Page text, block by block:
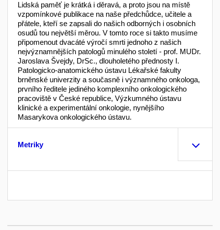
Lidská paměť je krátká i děravá, a proto jsou na místě
vzpomínkové publikace na naše předchůdce, učitele a
přátele, kteří se zapsali do našich odborných i osobních
osudů tou největší měrou. V tomto roce si takto musíme
připomenout dvacáté výročí smrti jednoho z našich
nejvýznamnějších patologů minulého století - prof. MUDr.
Jaroslava Švejdy, DrSc., dlouholetého přednosty I.
Patologicko-anatomického ústavu Lékařské fakulty
brněnské univerzity a současně i významného onkologa,
prvního ředitele jediného komplexního onkologického
pracoviště v České republice, Výzkumného ústavu
klinické a experimentální onkologie, nynějšího
Masarykova onkologického ústavu.
Metriky